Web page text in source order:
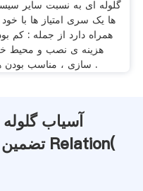
گلوله ای به نسبت سایر
ها یک سری امتیاز ها با خود
همراه دارد از جمله : کم
هزینه ی نصب و محیط
سازی ، مناسب بودن هم .
آسیاب
تضمین شده برای آزمایش نمونه Relation(